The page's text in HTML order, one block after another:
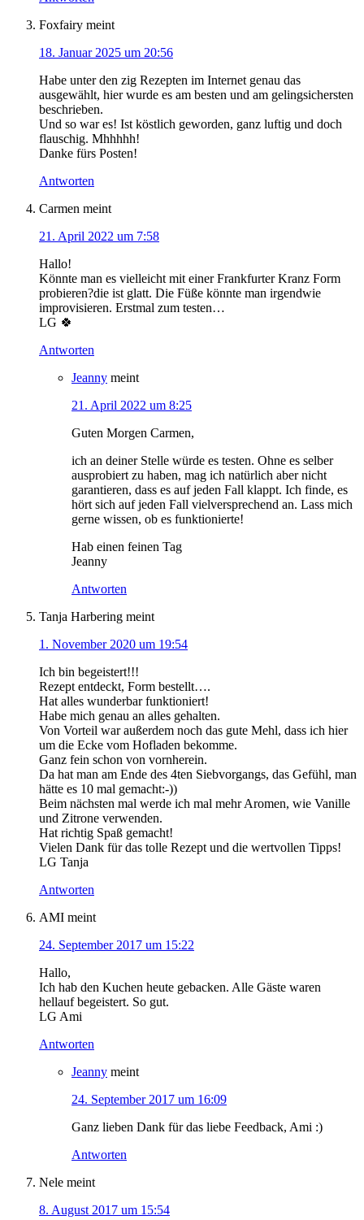
Foxfairy meint
18. Januar 2025 um 20:56
Habe unter den zig Rezepten im Internet genau das
ausgewählt, hier wurde es am besten und am gelingsichersten
beschrieben.
Und so war es! Ist köstlich geworden, ganz luftig und doch
flauschig. Mhhhhh!
Danke fürs Posten!
Antworten
Carmen meint
21. April 2022 um 7:58
Hallo!
Könnte man es vielleicht mit einer Frankfurter Kranz Form
probieren?die ist glatt. Die Füße könnte man irgendwie
improvisieren. Erstmal zum testen…
LG 🍀
Antworten
Jeanny meint
21. April 2022 um 8:25
Guten Morgen Carmen,
ich an deiner Stelle würde es testen. Ohne es selber
ausprobiert zu haben, mag ich natürlich aber nicht
garantieren, dass es auf jeden Fall klappt. Ich finde, es
hört sich auf jeden Fall vielversprechend an. Lass mich
gerne wissen, ob es funktionierte!
Hab einen feinen Tag
Jeanny
Antworten
Tanja Harbering meint
1. November 2020 um 19:54
Ich bin begeistert!!!
Rezept entdeckt, Form bestellt….
Hat alles wunderbar funktioniert!
Habe mich genau an alles gehalten.
Von Vorteil war außerdem noch das gute Mehl, dass ich hier
um die Ecke vom Hofladen bekomme.
Ganz fein schon von vornherein.
Da hat man am Ende des 4ten Siebvorgangs, das Gefühl, man
hätte es 10 mal gemacht:-))
Beim nächsten mal werde ich mal mehr Aromen, wie Vanille
und Zitrone verwenden.
Hat richtig Spaß gemacht!
Vielen Dank für das tolle Rezept und die wertvollen Tipps!
LG Tanja
Antworten
AMI meint
24. September 2017 um 15:22
Hallo,
Ich hab den Kuchen heute gebacken. Alle Gäste waren
hellauf begeistert. So gut.
LG Ami
Antworten
Jeanny meint
24. September 2017 um 16:09
Ganz lieben Dank für das liebe Feedback, Ami :)
Antworten
Nele meint
8. August 2017 um 15:54